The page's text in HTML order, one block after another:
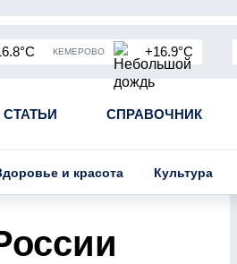
КЕМЕРОВО +16.9°C
СТАТЬИ СПРАВОЧНИК
мобилизация в России
и красота Культура